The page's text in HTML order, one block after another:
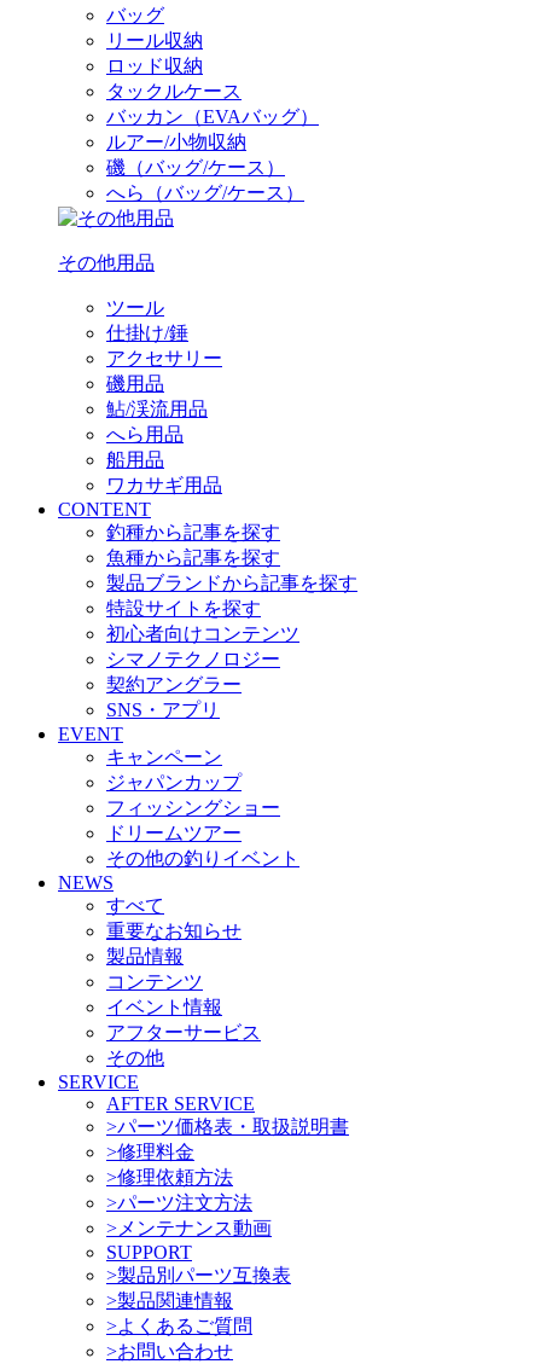
バッグ
リール収納
ロッド収納
タックルケース
バッカン（EVAバッグ）
ルアー/小物収納
磯（バッグ/ケース）
へら（バッグ/ケース）
その他用品
ツール
仕掛け/錘
アクセサリー
磯用品
鮎/渓流用品
へら用品
船用品
ワカサギ用品
CONTENT
釣種から記事を探す
魚種から記事を探す
製品ブランドから記事を探す
特設サイトを探す
初心者向けコンテンツ
シマノテクノロジー
契約アングラー
SNS・アプリ
EVENT
キャンペーン
ジャパンカップ
フィッシングショー
ドリームツアー
その他の釣りイベント
NEWS
すべて
重要なお知らせ
製品情報
コンテンツ
イベント情報
アフターサービス
その他
SERVICE
AFTER SERVICE
>パーツ価格表・取扱説明書
>修理料金
>修理依頼方法
>パーツ注文方法
>メンテナンス動画
SUPPORT
>製品別パーツ互換表
>製品関連情報
>よくあるご質問
>お問い合わせ